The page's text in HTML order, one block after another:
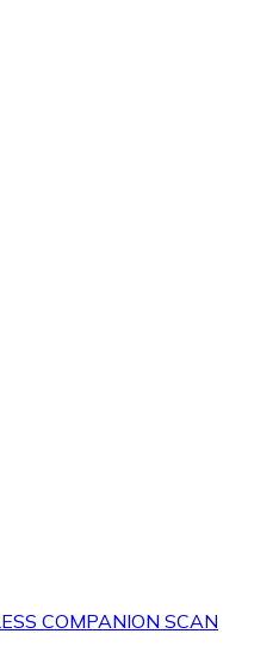
COMPANION SCAN